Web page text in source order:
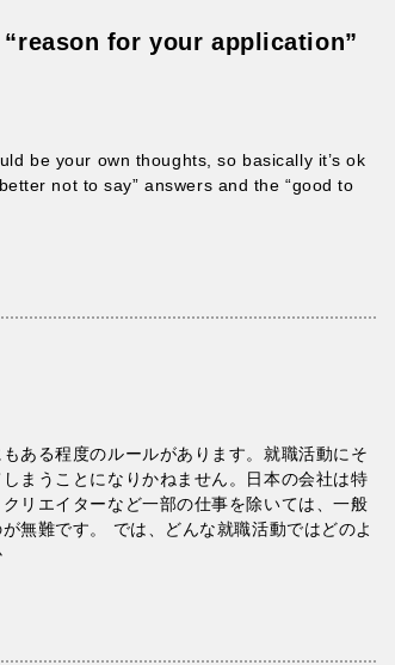
for your application”
be your own thoughts, so basically it’s ok
not to say” answers and the “good to
ある程度のルールがあります。就職活動にそ
まうことになりかねません。日本の会社は特
リエイターなど一部の仕事を除いては、一般
無難です。 では、どんな就職活動ではどのよ